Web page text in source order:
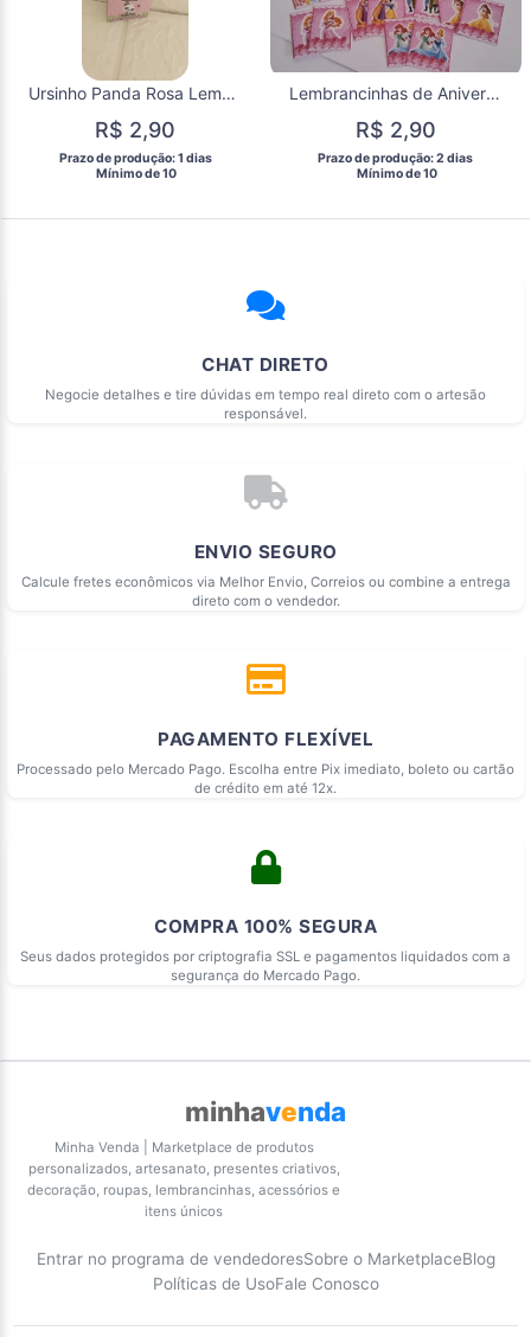
Ursinho Panda Rosa Lembrancinha Jogo da Memória Aniversário Festa Joguinho da Memória Panda
R$ 2,90
Prazo de produção: 1 dias
  Mínimo de 10
Lembrancinhas de Aniversário Joguinho da Memória Princesas Kit festa infantil Jogo da Memória das Princesas
R$ 2,90
Prazo de produção: 2 dias
  Mínimo de 10
CHAT DIRETO
Negocie detalhes e tire dúvidas em tempo real direto com o artesão
responsável.
ENVIO SEGURO
Calcule fretes econômicos via Melhor Envio, Correios ou combine a entrega
direto com o vendedor.
PAGAMENTO FLEXÍVEL
Processado pelo Mercado Pago. Escolha entre Pix imediato, boleto ou cartão
de crédito em até 12x.
COMPRA 100% SEGURA
Seus dados protegidos por criptografia SSL e pagamentos liquidados com a
segurança do Mercado Pago.
minhavenda
Minha Venda | Marketplace de produtos
personalizados, artesanato, presentes criativos,
decoração, roupas, lembrancinhas, acessórios e
itens únicos
Entrar no programa de vendedoresSobre o MarketplaceBlog
Políticas de UsoFale Conosco